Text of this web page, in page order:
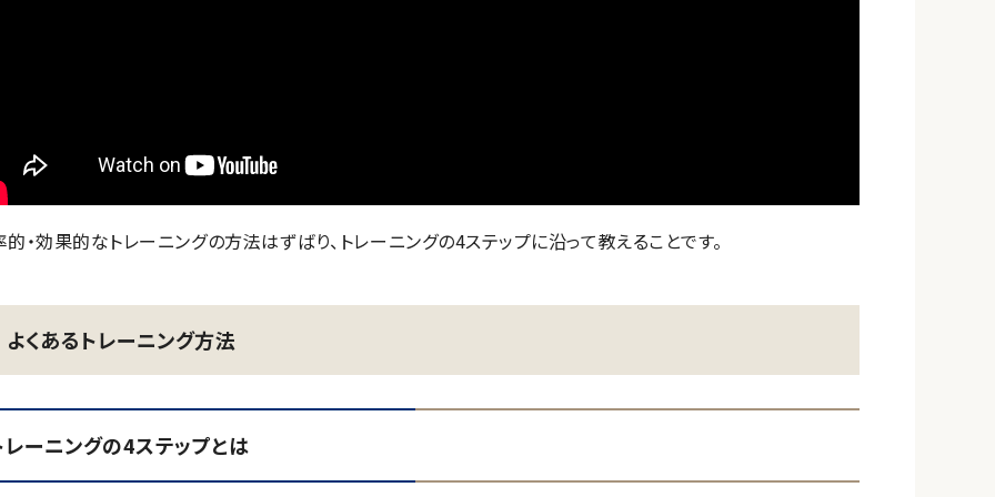
・効果的なトレーニングの方法はずばり、トレーニングの4ステップに沿って教えることです。
よくあるトレーニング方法
レーニングの4ステップとは